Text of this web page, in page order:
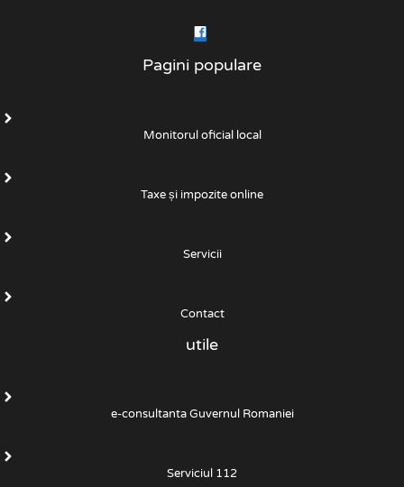
Pagini populare
Monitorul oficial local
Taxe și impozite online
Servicii
Contact
utile
e-consultanta Guvernul Romaniei
Serviciul 112